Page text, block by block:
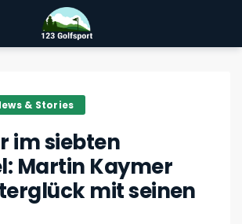
& Stories
im siebten
Martin Kaymer
mit seinen